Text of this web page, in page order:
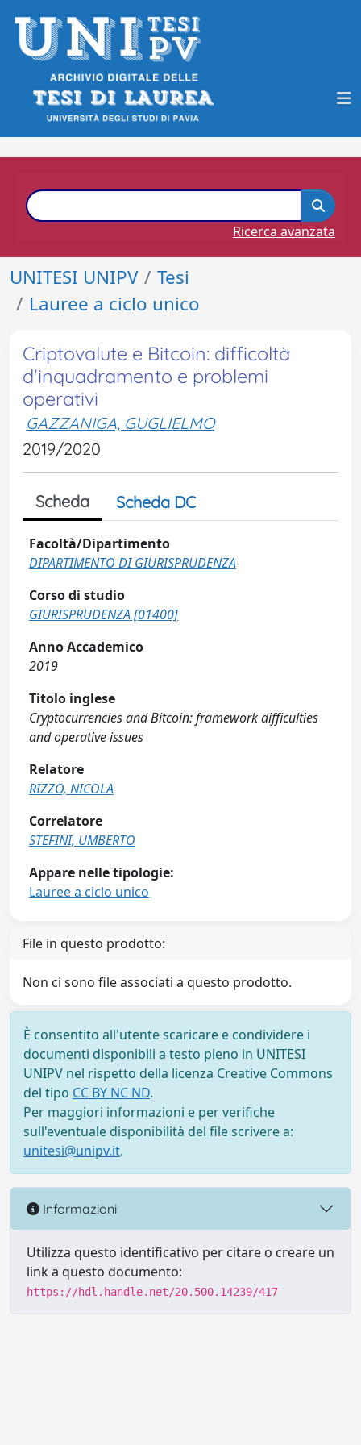
Ricerca avanzata
UNITESI UNIPV
Tesi
Lauree a ciclo unico
Criptovalute e Bitcoin: difficoltà
d'inquadramento e problemi
operativi
GAZZANIGA, GUGLIELMO
2019/2020
Scheda Scheda DC
Facoltà/Dipartimento
DIPARTIMENTO DI GIURISPRUDENZA
Corso di studio
GIURISPRUDENZA [01400]
Anno Accademico
2019
Titolo inglese
Cryptocurrencies and Bitcoin: framework difficulties
and operative issues
Relatore
RIZZO, NICOLA
Correlatore
STEFINI, UMBERTO
Appare nelle tipologie:
Lauree a ciclo unico
File in questo prodotto:
Non ci sono file associati a questo prodotto.
È consentito all'utente scaricare e condividere i
documenti disponibili a testo pieno in UNITESI
UNIPV nel rispetto della licenza Creative Commons
del tipo CC BY NC ND.
Per maggiori informazioni e per verifiche
sull'eventuale disponibilità del file scrivere a:
unitesi@unipv.it.
Informazioni
Utilizza questo identificativo per citare o creare un
link a questo documento:
https://hdl.handle.net/20.500.14239/417